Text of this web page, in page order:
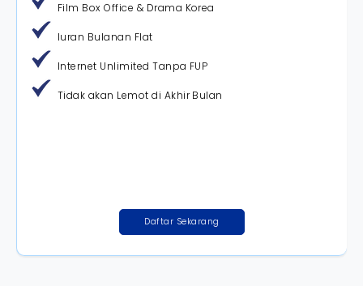
Film Box Office & Drama Korea
Iuran Bulanan Flat
Internet Unlimited Tanpa FUP
Tidak akan Lemot di Akhir Bulan
Daftar Sekarang